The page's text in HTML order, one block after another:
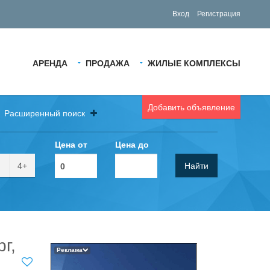
Вход Регистрация
АРЕНДА ПРОДАЖА ЖИЛЫЕ КОМПЛЕКСЫ
Добавить объявление
Расширенный поиск
4+
Цена от Цена до
Найти
Реклама